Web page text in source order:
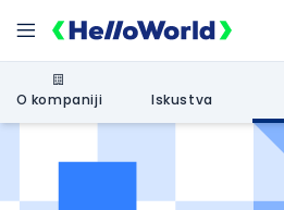
O kompaniji Iskustva